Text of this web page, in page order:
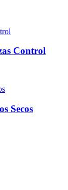
Control
Secos